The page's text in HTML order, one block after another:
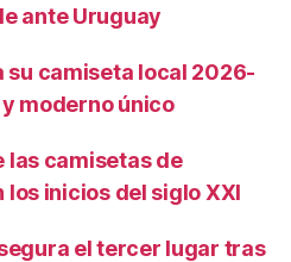
ante Uruguay
su camiseta local 2026-
moderno único
las camisetas de
inicios del siglo XXI
el tercer lugar tras